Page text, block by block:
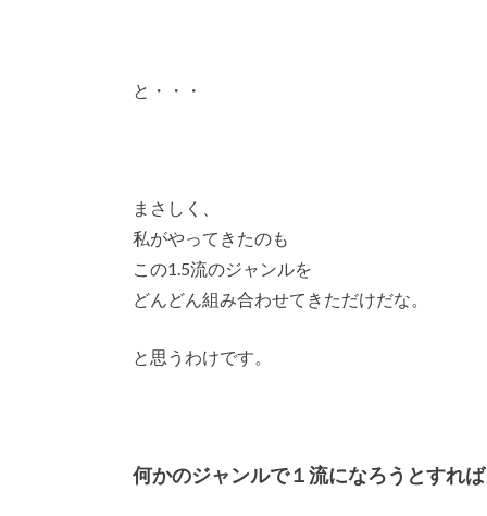
と・・・
まさしく、
私がやってきたのも
この1.5流のジャンルを
どんどん組み合わせてきただけだな。
と思うわけです。
何かのジャンルで１流になろうとすれ